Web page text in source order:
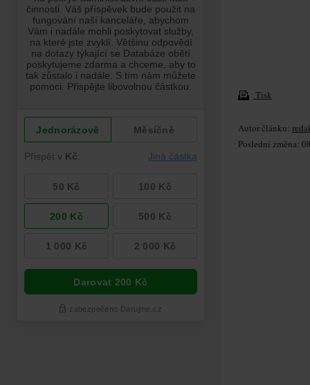
Tisk
Autor článku:
Poslední změna: